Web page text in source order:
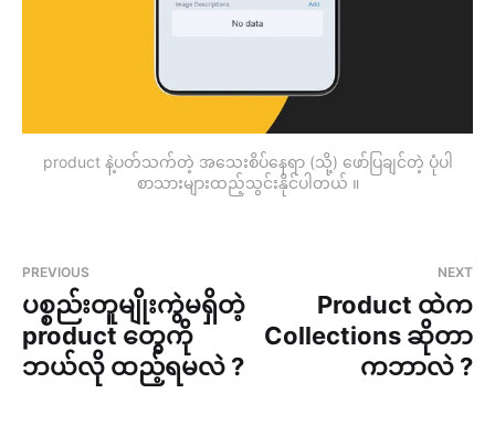
product နဲ့ပတ်သက်တဲ့ အသေးစိပ်နေရာ (သို့) ဖော်ပြချင်တဲ့ ပုံပါ
စာသားများထည့်သွင်းနိုင်ပါတယ် ။
PREVIOUS
ပစ္စည်းတူမျိုးကွဲမရှိတဲ့
product တွေကို
ဘယ်လို ထည့်ရမလဲ ?
NEXT
Product ထဲက
Collections ဆိုတာ
ကဘာလဲ ?